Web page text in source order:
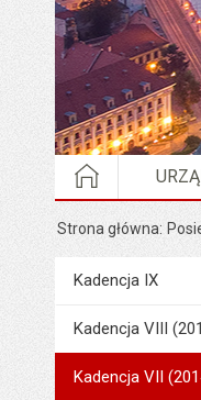
STRONA
Strona główna
MenuRada Miejska
Kadencja IX
Kadencja VIII
Kadencja VII